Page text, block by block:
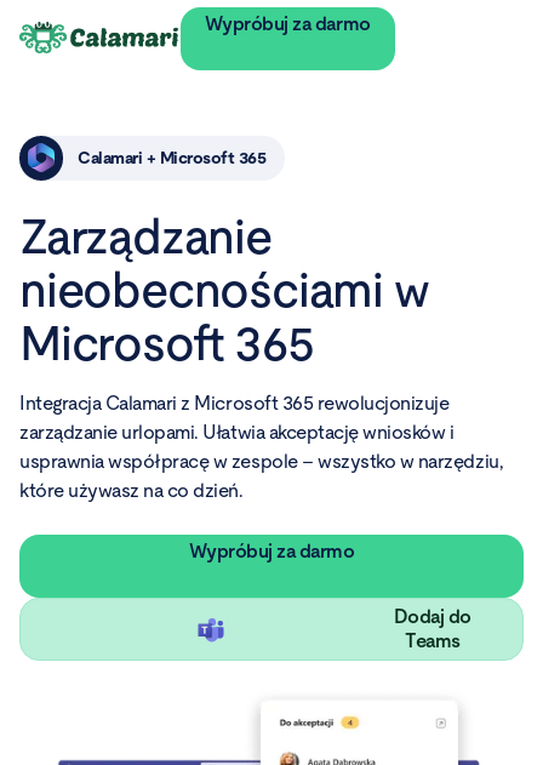
Wypróbuj za darmo
Calamari + Microsoft 365
Zarządzanie
nieobecnościami w
Microsoft 365
Integracja Calamari z Microsoft 365 rewolucjonizuje
zarządzanie urlopami. Ułatwia akceptację wniosków i
usprawnia współpracę w zespole – wszystko w narzędziu,
które używasz na co dzień.
Wypróbuj za darmo
Dodaj do
Teams